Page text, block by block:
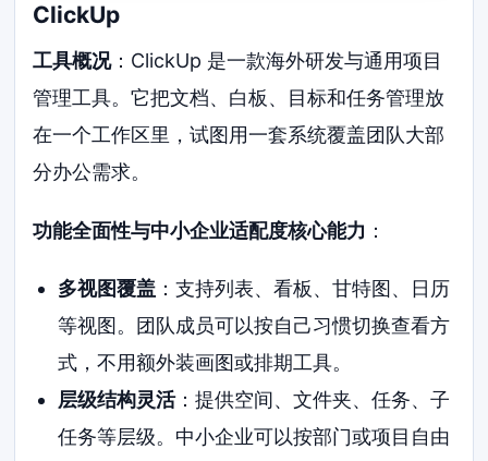
ClickUp
工具概况：ClickUp 是一款海外研发与通用项目
管理工具。它把文档、白板、目标和任务管理放
在一个工作区里，试图用一套系统覆盖团队大部
分办公需求。
功能全面性与中小企业适配度核心能力 ：
多视图覆盖：支持列表、看板、甘特图、日历
等视图。团队成员可以按自己习惯切换查看方
式，不用额外装画图或排期工具。
层级结构灵活：提供空间、文件夹、任务、子
任务等层级。中小企业可以按部门或项目自由